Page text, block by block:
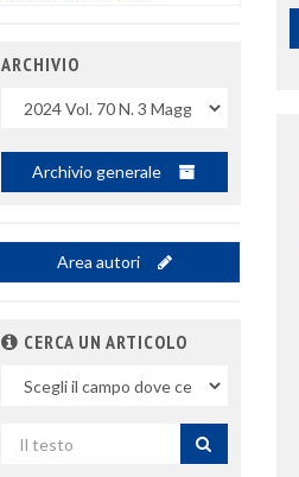
ARCHIVIO
Archivio generale
Area autori
CERCA UN ARTICOLO
campo
per